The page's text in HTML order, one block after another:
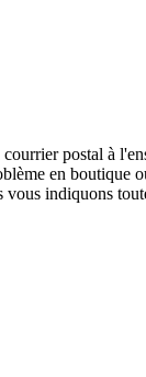
postal à
en boutique
vous indiquons